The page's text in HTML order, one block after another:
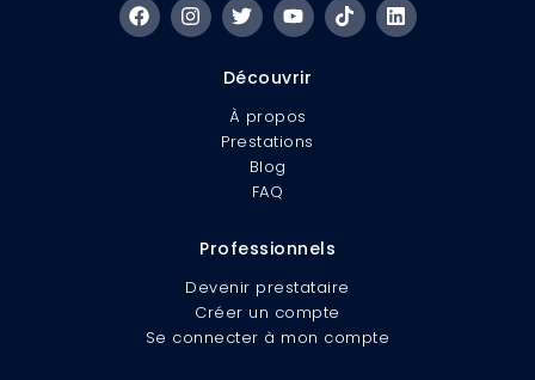
Découvrir
À propos
Prestations
Blog
FAQ
Professionnels
Devenir prestataire
Créer un compte
Se connecter à mon compte